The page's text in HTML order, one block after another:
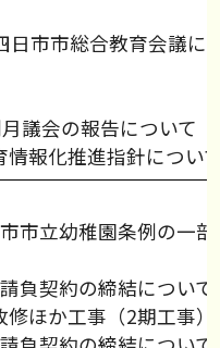
日市市総合教育会議に
議会の報告について
情報化推進指針につい
市立幼稚園条例の一部
負契約の締結について
修ほか工事（2期工事